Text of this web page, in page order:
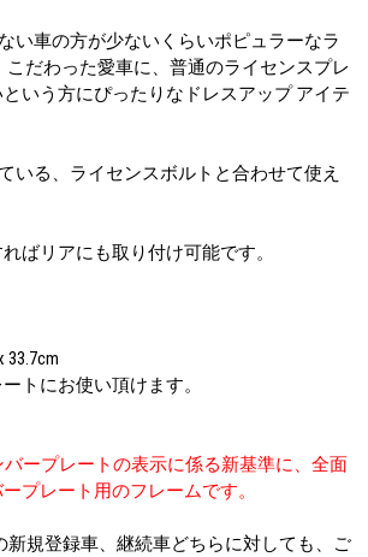
い車の方が少ないくらいポピュラーなラ
こだわった愛車に、普通のライセンスプレ
いう方にぴったりなドレスアップ アイテ
ている、ライセンスボルトと合わせて使え
ばリアにも取り付け可能です。
33.7cm
トにお使い頂けます。
バープレートの表示に係る新基準に、全面
プレート用のフレームです。
新規登録車、継続車どちらに対しても、ご